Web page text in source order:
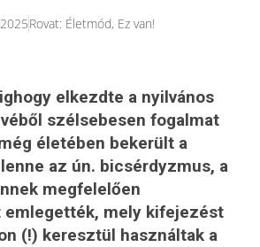
Rovat: Életmód, Ez van!
elkezdte a nyilvános
szélsebesen fogalmat
életében bekerült a
az ún. bicsérdyzmus, a
megfelelően
emlegették, mely kifejezést
(!) keresztül használtak a